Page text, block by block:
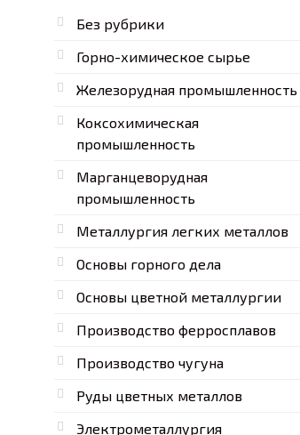
Без рубрики
Горно-химическое сырье
Железорудная промышленность
Коксохимическая
промышленность
Марганцеворудная
промышленность
Металлургия легких металлов
Основы горного дела
Основы цветной металлургии
Производство ферросплавов
Производство чугуна
Руды цветных металлов
Электрометаллургия